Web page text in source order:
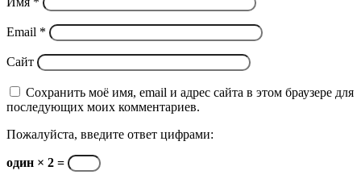
Email *
Сайт
Сохранить моё имя, email и адрес сайта в этом браузере для
последующих моих комментариев.
Пожалуйста, введите ответ цифрами:
один × 2 =